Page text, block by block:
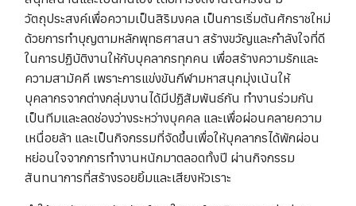
วัตถุประสงค์เพื่อความเป็นสิริมงคล เป็นการเริ่มต้นศักราชใหม่
ด้วยการทำบุญตามหลักพุทธศาสนา สร้างขวัญและกำลังใจที่ดี
ในการปฏิบัติงานให้กับบุคลากรทุกคน เพื่อสร้างความรักและ
ความสามัคคี เพราะการแข่งขันกีฬามหาสนุกมุ่งเน้นให้
บุคลากรจากต่างกลุ่มงานได้มีปฏิสัมพันธ์กัน ทำงานร่วมกัน
เป็นทีมและลดช่องว่างระหว่างบุคคล และเพื่อผ่อนคลายความ
เหนื่อยล้า และเป็นกิจกรรมที่จัดขึ้นเพื่อให้บุคลากรได้พักผ่อน
หย่อนใจจากการทำงานหนักมาตลอดทั้งปี ผ่านกิจกรรม
สันทนาการที่สร้างรอยยิ้มและเสียงหัวเราะ